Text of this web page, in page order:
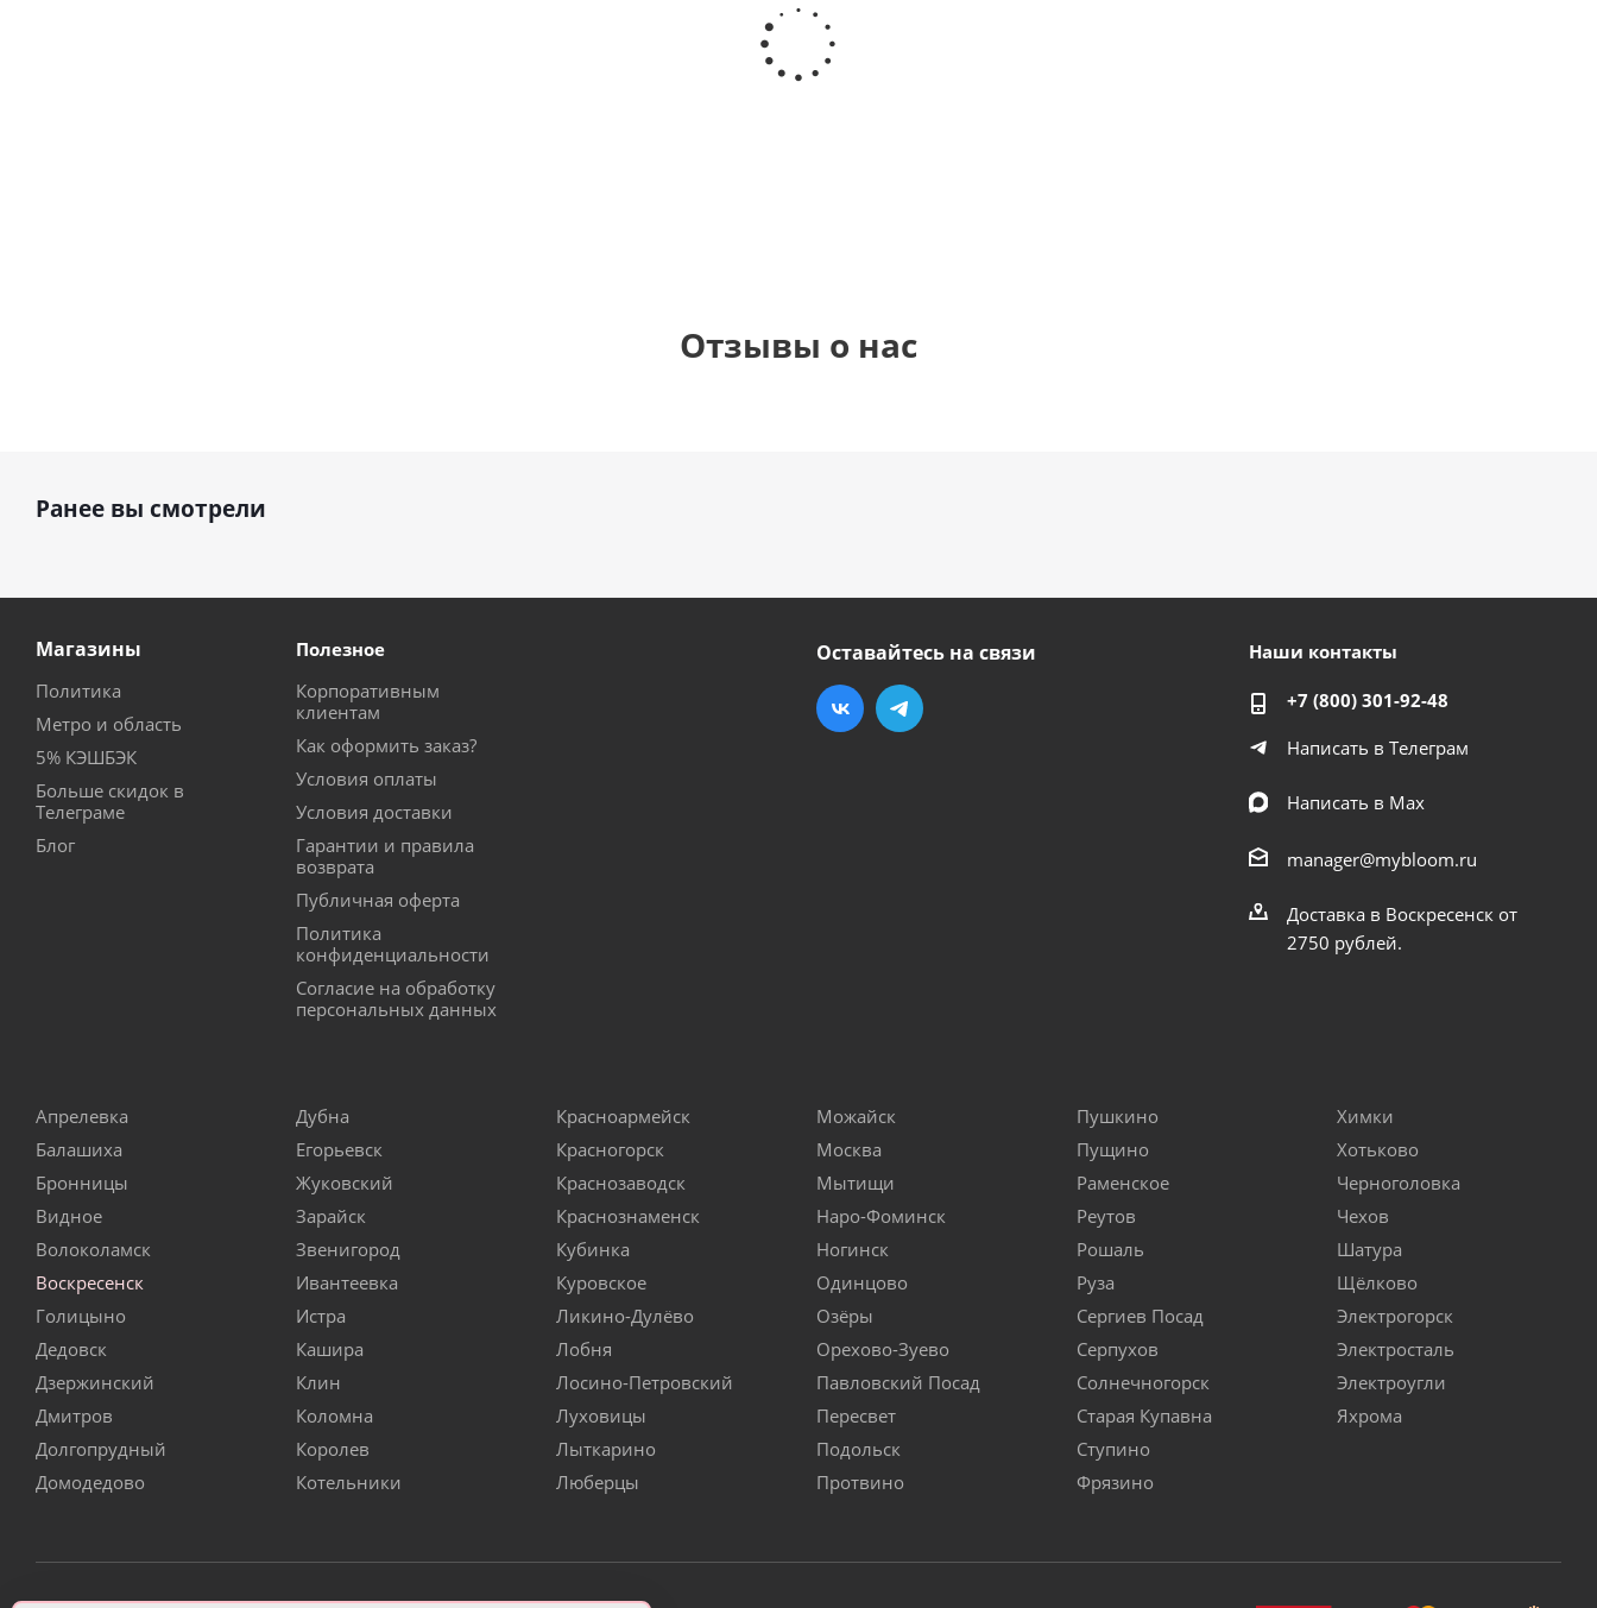
сердце,
моя
любовь
Отзывы о нас
Ранее вы смотрели
Магазины
Политика
Метро и область
5% КЭШБЭК
Больше скидок в
Телеграме
Блог
Полезное
Корпоративным
клиентам
Как оформить заказ?
Условия оплаты
Условия доставки
Гарантии и правила
возврата
Публичная оферта
Политика
конфиденциальности
Согласие на обработку
персональных данных
Оставайтесь на связи Наши контакты
+7 (800) 301-92-48
Написать в Телеграм
Написать в Мах
manager@mybloom.ru
Доставка в Воскресенск от
2750 рублей.
Апрелевка
Балашиха
Бронницы
Видное
Волоколамск
Воскресенск
Голицыно
Дедовск
Дзержинский
Дмитров
Долгопрудный
Домодедово
Дубна
Егорьевск
Жуковский
Зарайск
Звенигород
Ивантеевка
Истра
Кашира
Клин
Коломна
Королев
Котельники
Красноармейск
Красногорск
Краснозаводск
Краснознаменск
Кубинка
Куровское
Ликино-Дулёво
Лобня
Лосино-Петровский
Луховицы
Лыткарино
Люберцы
Можайск
Москва
Мытищи
Наро-Фоминск
Ногинск
Одинцово
Озёры
Орехово-Зуево
Павловский Посад
Пересвет
Подольск
Протвино
Пушкино
Пущино
Раменское
Реутов
Рошаль
Руза
Сергиев Посад
Серпухов
Солнечногорск
Старая Купавна
Ступино
Фрязино
Химки
Хотьково
Черноголовка
Чехов
Шатура
Щёлково
Электрогорск
Электросталь
Электроугли
Яхрома